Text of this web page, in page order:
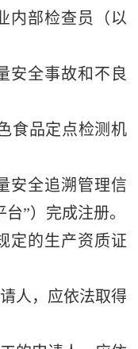
内部检查员（以
安全事故和不良
食品定点检测机
安全追溯管理信
台”）完成注册。
定的生产资质证
人，应依法取得